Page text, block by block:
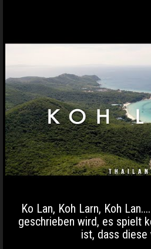
Ko Lan, Koh Larn, Koh
geschrieben wird, es spielt
ist, dass diese